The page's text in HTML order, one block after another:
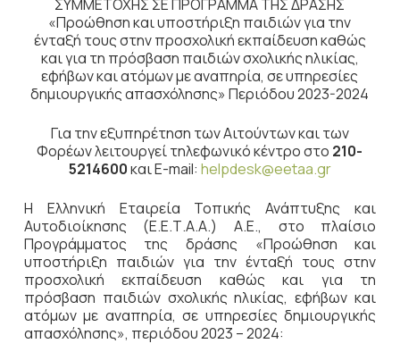
ΣΥΜΜΕΤΟΧΗΣ ΣΕ ΠΡΟΓΡΑΜΜΑ ΤΗΣ ΔΡΑΣΗΣ
«Προώθηση και υποστήριξη παιδιών για την
ένταξή τους στην προσχολική εκπαίδευση καθώς
και για τη πρόσβαση παιδιών σχολικής ηλικίας,
εφήβων και ατόμων με αναπηρία, σε υπηρεσίες
δημιουργικής απασχόλησης» Περιόδου 2023-2024
Για την εξυπηρέτηση των Αιτούντων και των
Φορέων λειτουργεί τηλεφωνικό κέντρο στο 210-
5214600και E-mail: helpdesk@eetaa.gr
H Ελληνική Εταιρεία Τοπικής Ανάπτυξης και
Αυτοδιοίκησης (Ε.Ε.Τ.Α.Α.) Α.Ε., στο πλαίσιο
Προγράμματος της δράσης «Προώθηση και
υποστήριξη παιδιών για την ένταξή τους στην
προσχολική εκπαίδευση καθώς και για τη
πρόσβαση παιδιών σχολικής ηλικίας, εφήβων και
ατόμων με αναπηρία, σε υπηρεσίες δημιουργικής
απασχόλησης», περιόδου 2023 – 2024: